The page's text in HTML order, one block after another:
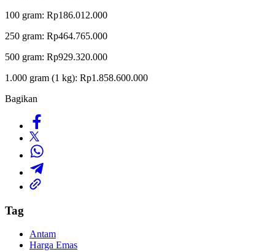
100 gram: Rp186.012.000
250 gram: Rp464.765.000
500 gram: Rp929.320.000
1.000 gram (1 kg): Rp1.858.600.000
Bagikan
Tag
Antam
Harga Emas